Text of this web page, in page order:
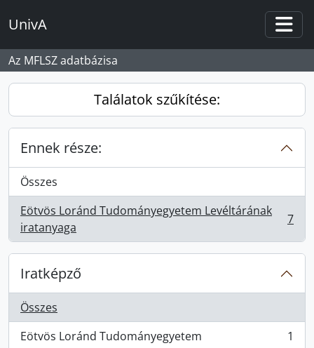
UnivA
Az MFLSZ adatbázisa
Találatok szűkítése:
Ennek része:
Összes
Eötvös Loránd Tudományegyetem Levéltárának
iratanyaga
, 7 eredmények 7
Iratképző
Összes
Eötvös Loránd Tudományegyetem
, 1 eredmények
1